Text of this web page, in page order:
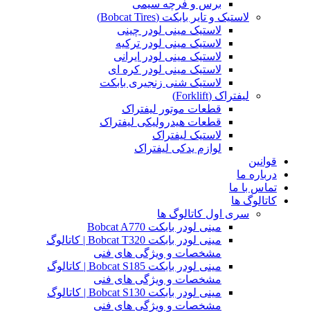
برس و فرچه سیمی
لاستیک و تایر بابکت (Bobcat Tires)
لاستیک مینی لودر چینی
لاستیک مینی لودر ترکیه
لاستیک مینی لودر ایرانی
لاستیک مینی لودر کره ای
لاستیک شنی زنجیری بابکت
لیفتراک (Forklift)
قطعات موتور لیفتراک
قطعات هیدرولیکی لیفتراک
لاستیک لیفتراک
لوازم یدکی لیفتراک
قوانین
درباره ما
تماس با ما
کاتالوگ ها
سری اول کاتالوگ ها
مینی لودر بابکت Bobcat A770
مینی لودر بابکت Bobcat T320 | کاتالوگ
مشخصات و ویژگی های فنی
مینی لودر بابکت Bobcat S185 | کاتالوگ
مشخصات و ویژگی های فنی
مینی لودر بابکت Bobcat S130 | کاتالوگ
مشخصات و ویژگی های فنی